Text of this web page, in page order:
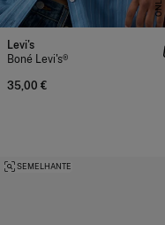
Levi's
Boné Levi's®
35,00 €
SEMELHANTE